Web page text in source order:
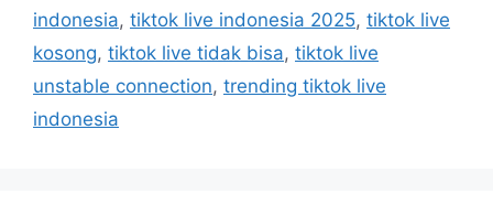
indonesia, tiktok live indonesia 2025, tiktok live
kosong, tiktok live tidak bisa, tiktok live
unstable connection, trending tiktok live
indonesia